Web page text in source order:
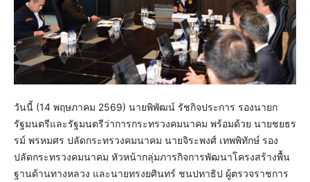
วันนี้ (14 พฤษภาคม 2569) นายพิพัฒน์ รัชกิจประการ รองนายก
รัฐมนตรีและรัฐมนตรีว่าการกระทรวงคมนาคม พร้อมด้วย นายชยธร
รม์ พรหมศร ปลัดกระทรวงคมนาคม นายจิระพงศ์ เทพพิทักษ์ รอง
ปลัดกระทรวงคมนาคม หัวหน้ากลุ่มภารกิจการพัฒนาโครงสร้างพื้น
ฐานด้านทางหลวง และนายทรงยศินทร์ ชนปทาธิป ผู้ตรวจราชการ